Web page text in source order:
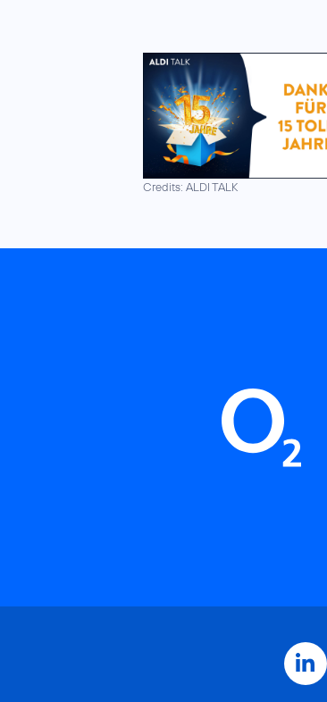
Credits: ALDI TALK